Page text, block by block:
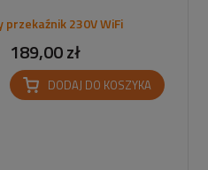
230V WiFi
189,00 zł
DODAJ DO KOSZYKA